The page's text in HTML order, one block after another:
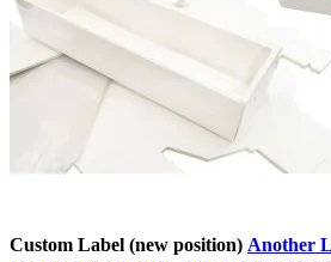
Custom Label (new position) Another